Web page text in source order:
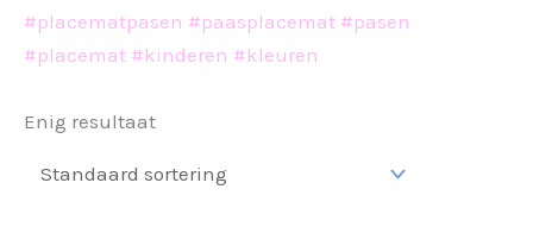
#placematpasen #paasplacemat #pasen
#placemat #kinderen #kleuren
Enig resultaat